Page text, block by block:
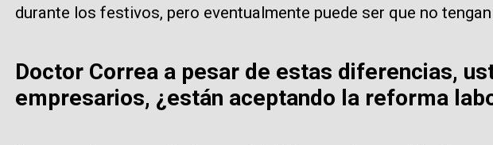
durante los festivos, pero eventualmente puede ser que no
Doctor Correa a pesar de estas diferencias,
empresarios, ¿están aceptando la reforma